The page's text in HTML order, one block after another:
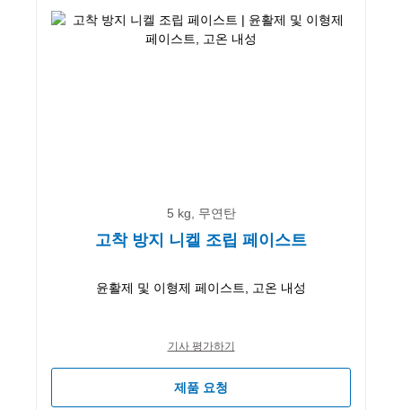
5 kg, 무연탄
고착 방지 니켈 조립 페이스트
윤활제 및 이형제 페이스트, 고온 내성
기사 평가하기
제품 요청